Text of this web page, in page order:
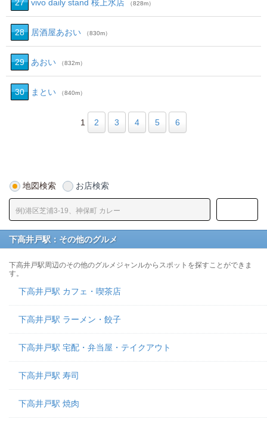
27 vivo daily stand 桜上水店 （828m）
28 居酒屋あおい （830m）
29 あおい （832m）
30 まとい （840m）
1 2 3 4 5 6
地図検索 お店検索
下高井戸駅：その他のグルメ
下高井戸駅周辺のその他のグルメジャンルからスポットを探すことができま
す。
下高井戸駅 カフェ・喫茶店
下高井戸駅 ラーメン・餃子
下高井戸駅 宅配・弁当屋・テイクアウト
下高井戸駅 寿司
下高井戸駅 焼肉